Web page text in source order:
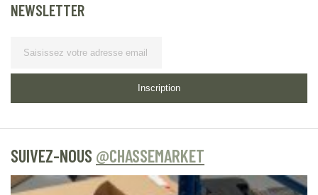
NEWSLETTER
Inscription
SUIVEZ-NOUS @CHASSEMARKET